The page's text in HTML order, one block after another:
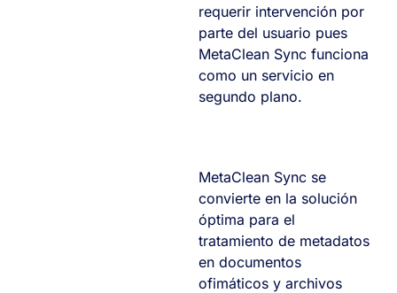
requerir intervención por
parte del usuario pues
MetaClean Sync funciona
como un servicio en
segundo plano.
MetaClean Sync se
convierte en la solución
óptima para el
tratamiento de metadatos
en documentos
ofimáticos y archivos